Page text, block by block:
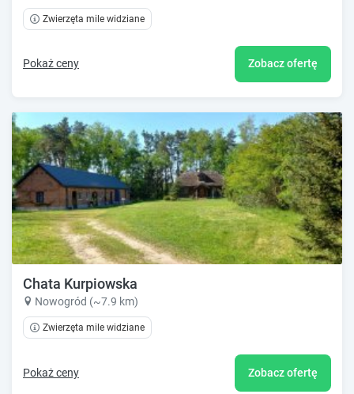
Zwierzęta mile widziane
Pokaż ceny Zobacz ofertę
Chata Kurpiowska
Nowogród (~7.9 km)
Zwierzęta mile widziane
Pokaż ceny Zobacz ofertę